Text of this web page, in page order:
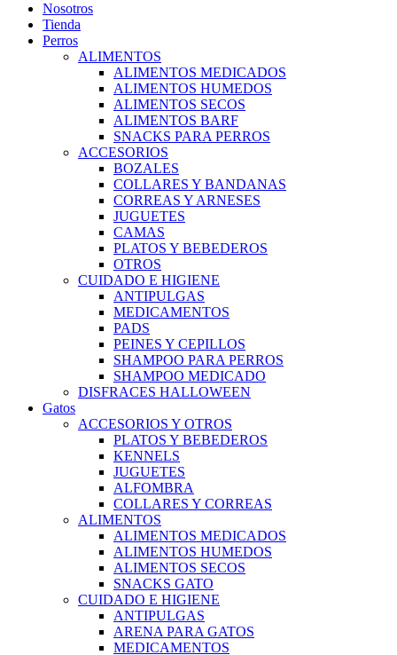
Nosotros
Tienda
Perros
ALIMENTOS
ALIMENTOS MEDICADOS
ALIMENTOS HUMEDOS
ALIMENTOS SECOS
ALIMENTOS BARF
SNACKS PARA PERROS
ACCESORIOS
BOZALES
COLLARES Y BANDANAS
CORREAS Y ARNESES
JUGUETES
CAMAS
PLATOS Y BEBEDEROS
OTROS
CUIDADO E HIGIENE
ANTIPULGAS
MEDICAMENTOS
PADS
PEINES Y CEPILLOS
SHAMPOO PARA PERROS
SHAMPOO MEDICADO
DISFRACES HALLOWEEN
Gatos
ACCESORIOS Y OTROS
PLATOS Y BEBEDEROS
KENNELS
JUGUETES
ALFOMBRA
COLLARES Y CORREAS
ALIMENTOS
ALIMENTOS MEDICADOS
ALIMENTOS HUMEDOS
ALIMENTOS SECOS
SNACKS GATO
CUIDADO E HIGIENE
ANTIPULGAS
ARENA PARA GATOS
MEDICAMENTOS